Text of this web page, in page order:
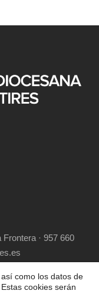
· 957 660
como los datos de
cookies serán